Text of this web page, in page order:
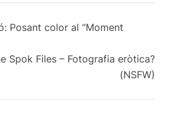
Posant color al “Moment
Spok Files – Fotografia eròtica?
(NSFW)